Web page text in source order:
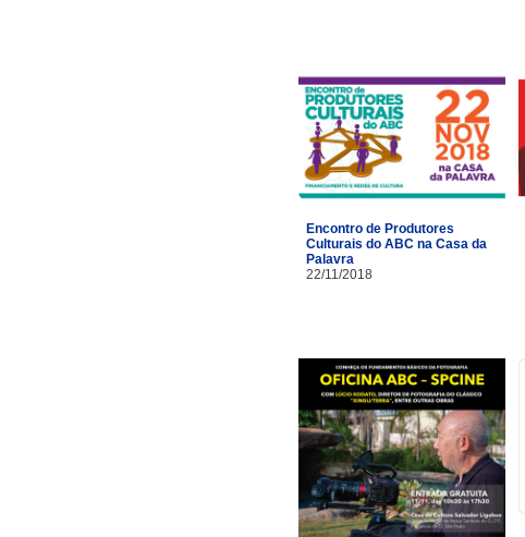
Encontro de Produtores
Culturais do ABC na Casa da
Palavra
22/11/2018